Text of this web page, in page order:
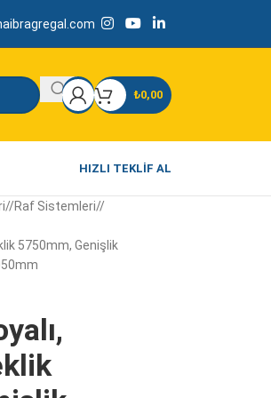
₺0,00
HIZLI TEKLIF AL
/ Raf Sistemleri/
5750mm, Genişlik